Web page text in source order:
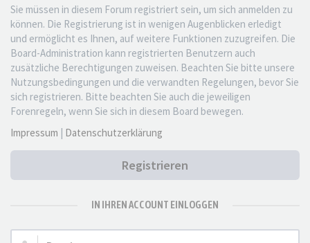
Sie müssen in diesem Forum registriert sein, um sich anmelden zu
können. Die Registrierung ist in wenigen Augenblicken erledigt
und ermöglicht es Ihnen, auf weitere Funktionen zuzugreifen. Die
Board-Administration kann registrierten Benutzern auch
zusätzliche Berechtigungen zuweisen. Beachten Sie bitte unsere
Nutzungsbedingungen und die verwandten Regelungen, bevor Sie
sich registrieren. Bitte beachten Sie auch die jeweiligen
Forenregeln, wenn Sie sich in diesem Board bewegen.
Impressum | Datenschutzerklärung
Registrieren
IN IHREN ACCOUNT EINLOGGEN